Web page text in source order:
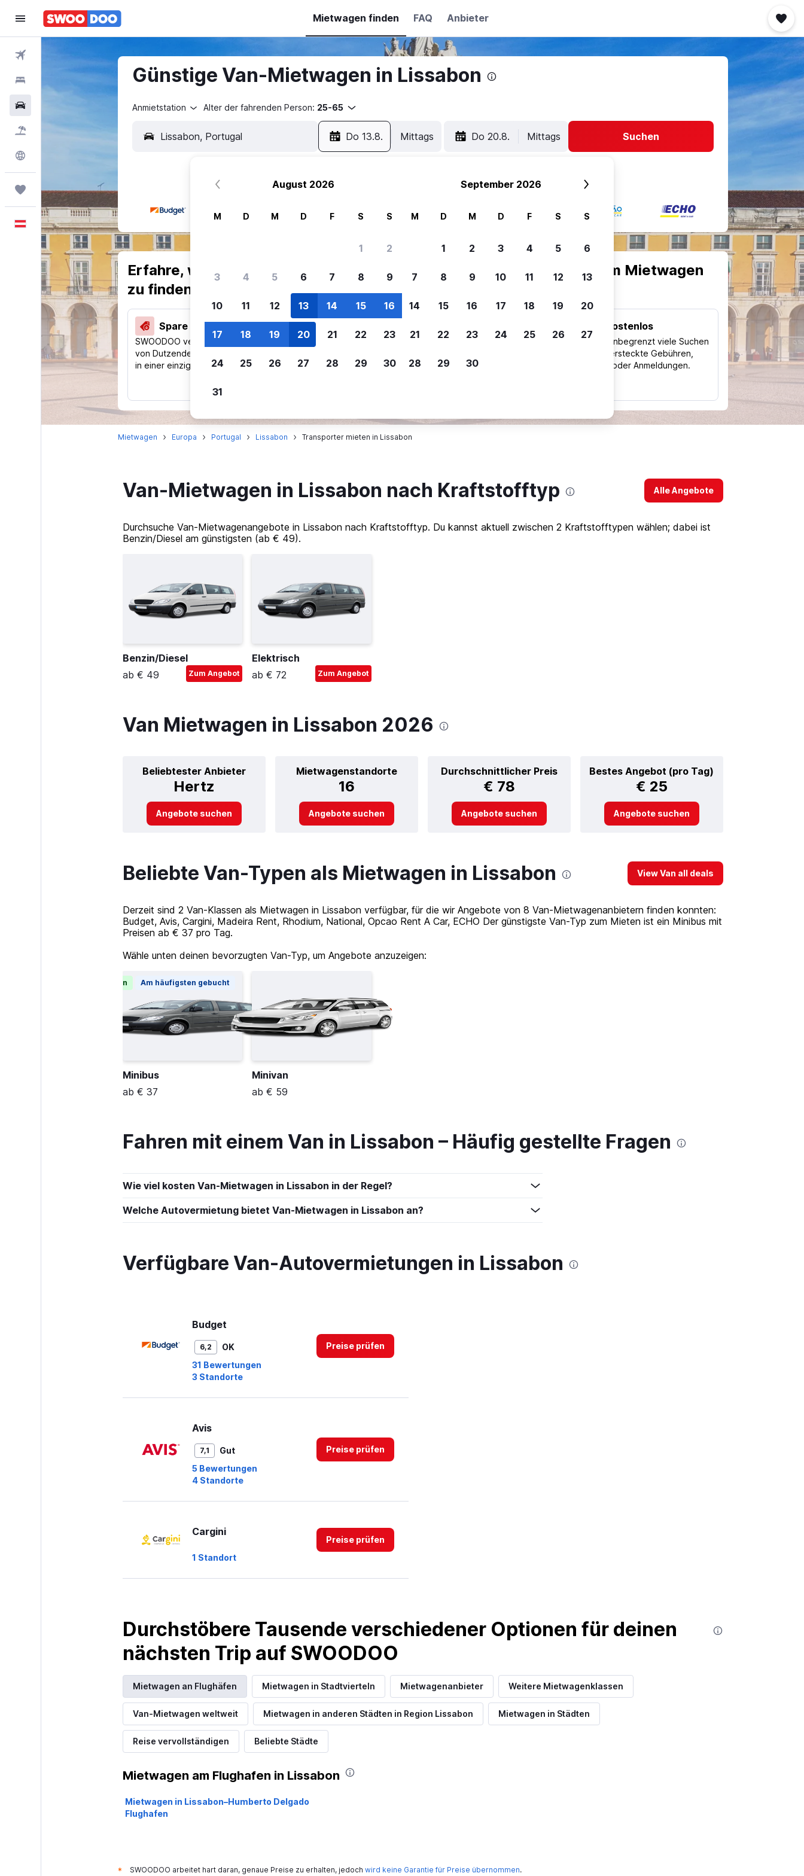
Mietwagen finden FAQ Anbieter
Pauschalreisen
Trips
Deutsch
Günstige Van-Mietwagen in Lissabon
Anmietstation Alter der fahrenden Person: 25-65
Do 13.8. Mittags Do 20.8. Mittags Suchen
Erfahre, warum unsere Reisenden sich für SWOODOO entscheiden, um Mietwagen
zu finden.
Spare 40 % und mehr
SWOODOO vergleicht Preise
von Dutzenden Reise-Websites
in einer einzigen Suche.
Preisalarm
Lass dich benachrichtigen,
um kein tolles Angebot zu
Anpassung von Trips
Mietwagenergebnisse nach
Kostenlos
Nutze unbegrenzt viele Suchen
ohne versteckte Gebühren,
Kosten oder Anmeldungen.
Mietwagen Europa Portugal Lissabon Transporter mieten in Lissabon
Van-Mietwagen in Lissabon nach Kraftstofftyp Alle Angebote
Durchsuche Van-Mietwagenangebote in Lissabon nach Kraftstofftyp. Du kannst aktuell zwischen 2 Kraftstofftypen wählen; dabei ist
Benzin/Diesel am günstigsten (ab € 49).
Benzin/Diesel
ab € 49
Zum Angebot
Elektrisch
ab € 72
Zum Angebot
Van Mietwagen in Lissabon 2026
Beliebtester Anbieter
Hertz
Mietwagenstandorte
16
Durchschnittlicher Preis
€ 78
Bestes Angebot (pro Tag)
€ 25
Angebote suchen Angebote suchen Angebote suchen Angebote suchen
Beliebte Van-Typen als Mietwagen in Lissabon View Van all deals
Derzeit sind 2 Van-Klassen als Mietwagen in Lissabon verfügbar, für die wir Angebote von 8 Van-Mietwagenanbietern finden konnten:
Budget, Avis, Cargini, Madeira Rent, Rhodium, National, Opcao Rent A Car, ECHO Der günstigste Van-Typ zum Mieten ist ein Minibus mit
Preisen ab € 37 pro Tag.
Wähle unten deinen bevorzugten Van-Typ, um Angebote anzuzeigen:
Günstigste Option Am häufigsten gebucht
Minibus
ab € 37
Minivan
ab € 59
Fahren mit einem Van in Lissabon – Häufig gestellte Fragen
Wie viel kosten Van-Mietwagen in Lissabon in der Regel?
Welche Autovermietung bietet Van-Mietwagen in Lissabon an?
Verfügbare Van-Autovermietungen in Lissabon
Budget
6,2
OK
31 Bewertungen
3 Standorte
Preise prüfen
Avis
7,1
Gut
5 Bewertungen
4 Standorte
Preise prüfen
Cargini
1 Standort
Preise prüfen
1 Standort
Rhodium
4 Standorte
Preise prüfen
1 Standort
Durchstöbere Tausende verschiedener Optionen für deinen
nächsten Trip auf SWOODOO
Mietwagen an Flughäfen Mietwagen in Stadtvierteln Mietwagenanbieter Weitere Mietwagenklassen
Van-Mietwagen weltweit Mietwagen in anderen Städten in Region Lissabon Mietwagen in Städten
Reise vervollständigen Beliebte Städte
Mietwagen am Flughafen in Lissabon
Mietwagen in Lissabon–Humberto Delgado
Flughafen
* SWOODOO arbeitet hart daran, genaue Preise zu erhalten, jedoch wird keine Garantie für Preise übernommen.
August 2026
M D M D F S S
1 2
3 4 5 6 7 8 9
10 11 12 13 14 15 16
17 18 19 20 21 22 23
24 25 26 27 28 29 30
31
September 2026
M D M D F S S
1 2 3 4 5 6
7 8 9 10 11 12 13
14 15 16 17 18 19 20
21 22 23 24 25 26 27
28 29 30